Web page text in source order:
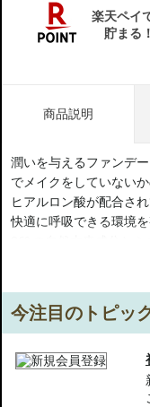
商品説明
潤いを与えるファンデ
でメイクをしていない
ヒアルロン酸が配合さ
快適に呼吸できる環境を
なテクスチャーを実現
に整えます。
フランス産のウォータ
アイリスエキスが含ま
症を抑える効果も期待
全ての肌タイプに適し
今注目のトピッ